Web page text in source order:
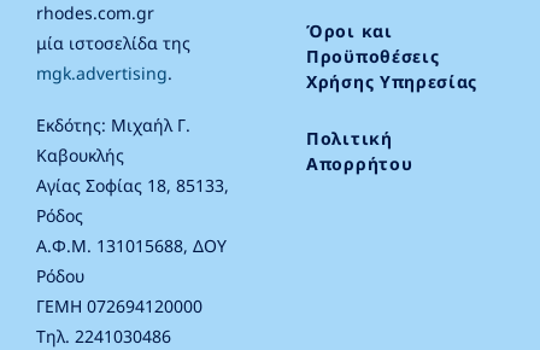
rhodes.com.gr
μία ιστοσελίδα της
mgk.advertising.
Εκδότης: Μιχαήλ Γ.
Καβουκλής
Αγίας Σοφίας 18, 85133,
Ρόδος
Α.Φ.Μ. 131015688, ΔΟΥ
Ρόδου
ΓΕΜΗ 072694120000
Τηλ. 2241030486
Όροι και
Προϋποθέσεις
Χρήσης Υπηρεσίας
Πολιτική
Απορρήτου